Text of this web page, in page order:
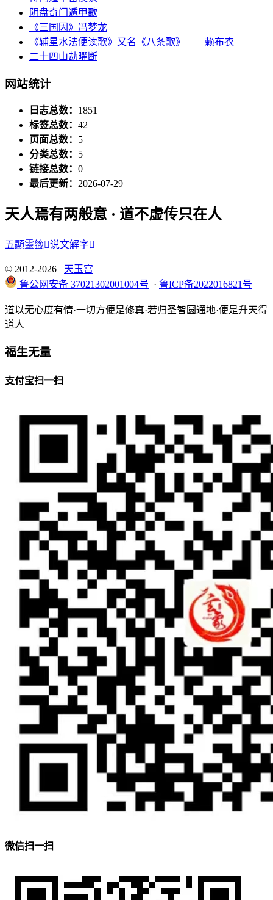
阴盘奇门遁甲歌
《三国因》冯梦龙
《辅星水法便读歌》又名《八条歌》——赖布衣
二十四山劫曜断
网站统计
日志总数： 1851
标签总数： 42
页面总数： 5
分类总数： 5
链接总数： 0
最后更新： 2026-07-29
天人焉有两般意 · 道不虚传只在人
五顯靈籤说文解字
© 2012-2026 天玉宫
鲁公网安备 37021302001004号 ​​​ · 鲁ICP备2022016821号
道以无心度有情·一切方便是修真·若归圣智圆通地·便是升天得
道人
福生无量
支付宝扫一扫
微信扫一扫